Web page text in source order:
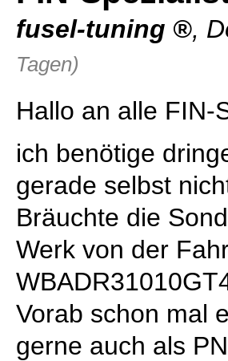
fusel-tuning ,
Tagen)
Hallo an alle FIN-
ich benötige
gerade selbst
Bräuchte die
Werk von der
Vorab schon mal
gerne auch als